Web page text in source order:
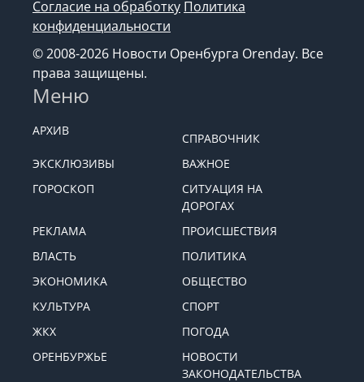
Согласие на обработку Политика
конфиденциальности
© 2008-2026 Новости Оренбурга Orenday. Все
права защищены.
Меню
АРХИВ
СПРАВОЧНИК
ЭКСКЛЮЗИВЫ
ВАЖНОЕ
ГОРОСКОП
СИТУАЦИЯ НА
ДОРОГАХ
РЕКЛАМА
ПРОИСШЕСТВИЯ
ВЛАСТЬ
ПОЛИТИКА
ЭКОНОМИКА
ОБЩЕСТВО
КУЛЬТУРА
СПОРТ
ЖКХ
ПОГОДА
ОРЕНБУРЖЬЕ
НОВОСТИ
ЗАКОНОДАТЕЛЬСТВА